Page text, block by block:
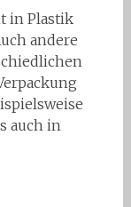
in Plastik
andere
auch in